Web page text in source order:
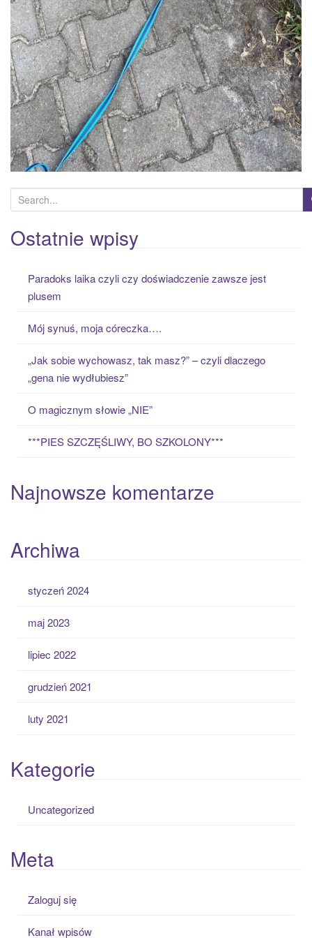
e
a
r
Ostatnie wpisy
Paradoks laika czyli czy doświadczenie zawsze jest
plusem
Mój synuś, moja córeczka….
„Jak sobie wychowasz, tak masz?” – czyli dlaczego
„gena nie wydłubiesz”
O magicznym słowie „NIE”
***PIES SZCZĘŚLIWY, BO SZKOLONY***
Najnowsze komentarze
Archiwa
styczeń 2024
maj 2023
lipiec 2022
grudzień 2021
luty 2021
Kategorie
Uncategorized
Meta
Zaloguj się
Kanał wpisów